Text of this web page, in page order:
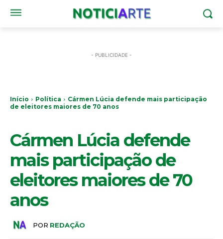
- PUBLICIDADE -
Início Política
Cármen Lúcia defende mais participação
de eleitores maiores de 70 anos
Cármen Lúcia defende
mais participação de
eleitores maiores de 70
anos
POR REDAÇÃO